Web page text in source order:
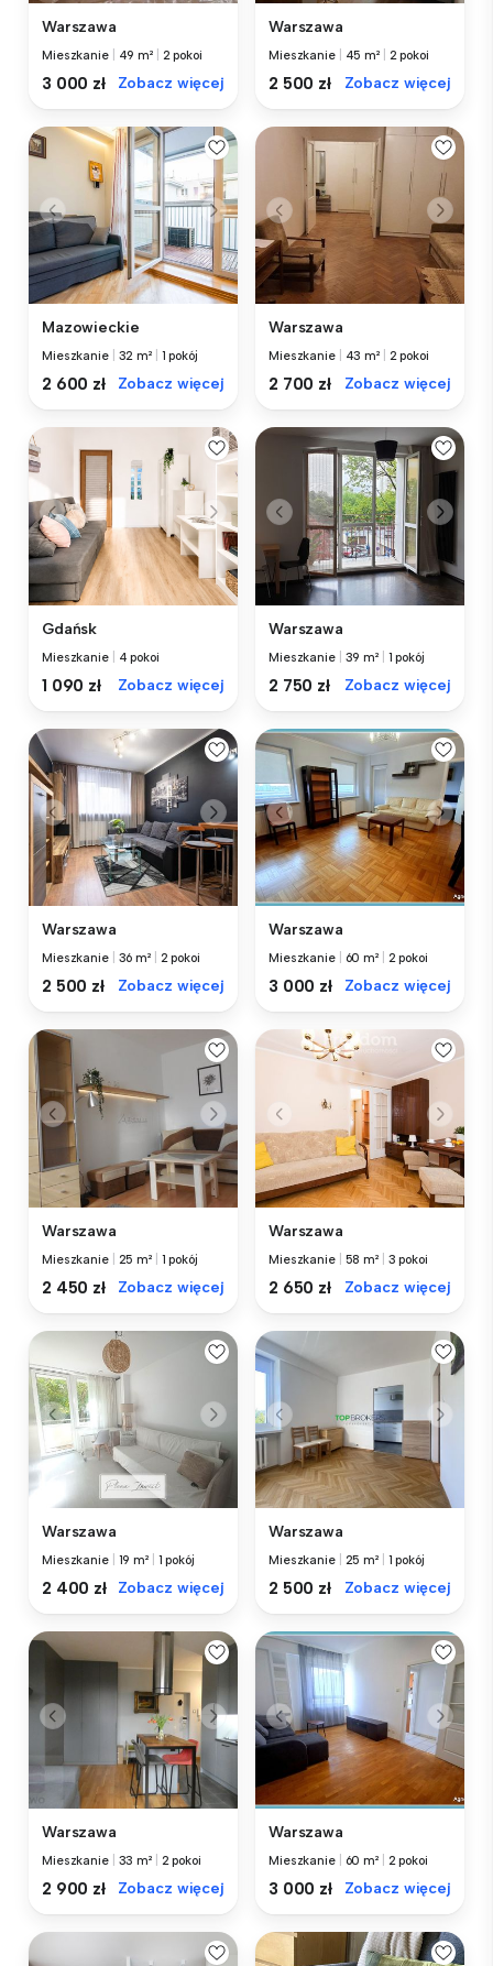
Warszawa
Mieszkanie 49 m² 2 pokoi
3 000 zł Zobacz więcej
Warszawa
Mieszkanie 45 m² 2 pokoi
2 500 zł Zobacz więcej
Mazowieckie
Mieszkanie 32 m² 1 pokój
2 600 zł Zobacz więcej
Warszawa
Mieszkanie 43 m² 2 pokoi
2 700 zł Zobacz więcej
Gdańsk
Mieszkanie 4 pokoi
1 090 zł Zobacz więcej
Warszawa
Mieszkanie 39 m² 1 pokój
2 750 zł Zobacz więcej
Warszawa
Mieszkanie 36 m² 2 pokoi
2 500 zł Zobacz więcej
Warszawa
Mieszkanie 60 m² 2 pokoi
3 000 zł Zobacz więcej
Warszawa
Mieszkanie 25 m² 1 pokój
2 450 zł Zobacz więcej
Warszawa
Mieszkanie 58 m² 3 pokoi
2 650 zł Zobacz więcej
Warszawa
Mieszkanie 19 m² 1 pokój
2 400 zł Zobacz więcej
Warszawa
Mieszkanie 25 m² 1 pokój
2 500 zł Zobacz więcej
Warszawa
Mieszkanie 33 m² 2 pokoi
2 900 zł Zobacz więcej
Warszawa
Mieszkanie 60 m² 2 pokoi
3 000 zł Zobacz więcej